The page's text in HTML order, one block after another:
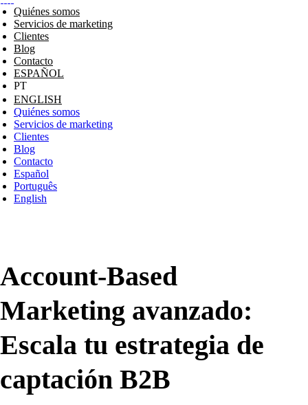
Quiénes somos
Servicios de marketing
Clientes
Blog
Contacto
ESPAÑOL
ENGLISH
Quiénes somos
Servicios de marketing
Clientes
Blog
Contacto
Español
Português
English
Account-Based
Marketing avanzado:
Escala tu estrategia de
captación B2B